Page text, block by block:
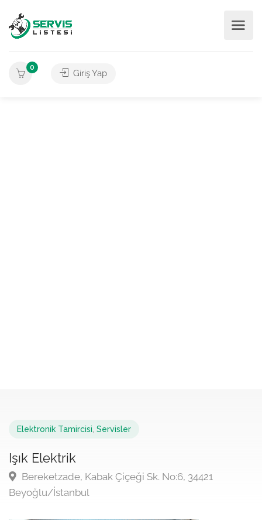
0
Giriş Yap
Elektronik Tamircisi Servisler
Işık Elektrik
Bereketzade, Kabak Çiçeği Sk. No:6, 34421
Beyoğlu/İstanbul